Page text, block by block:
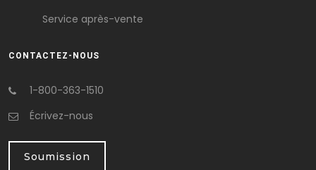
Service après-vente
CONTACTEZ-NOUS
1-800-363-1510
Écrivez-nous
Soumission